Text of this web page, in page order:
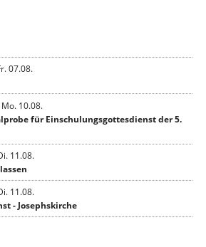
07.08.
10.08.
für Einschulungsgottesdienst der 5.
11.08.
11.08.
- Josephskirche